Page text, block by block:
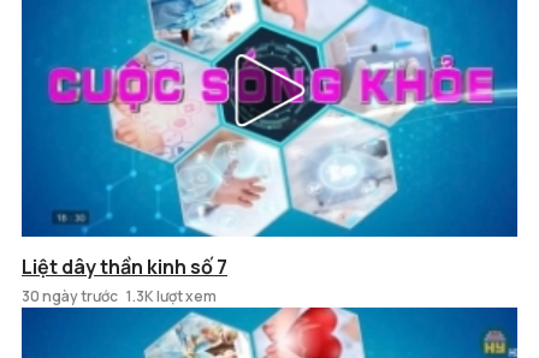
Liệt dây thần kinh số 7
30 ngày trước 1.3K lượt xem